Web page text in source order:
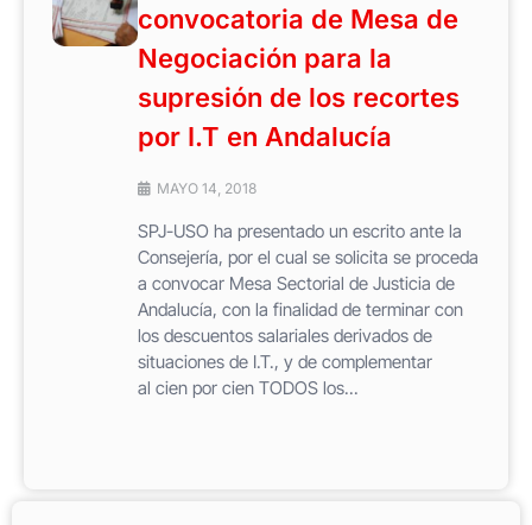
convocatoria de Mesa de
Negociación para la
supresión de los recortes
por I.T en Andalucía
MAYO 14, 2018
SPJ-USO ha presentado un escrito ante la
Consejería, por el cual se solicita se proceda
a convocar Mesa Sectorial de Justicia de
Andalucía, con la finalidad de terminar con
los descuentos salariales derivados de
situaciones de I.T., y de complementar
al cien por cien TODOS los...